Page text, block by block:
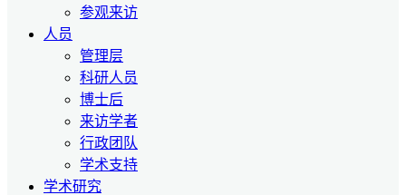
参观来访
人员
管理层
科研人员
博士后
来访学者
行政团队
学术支持
学术研究